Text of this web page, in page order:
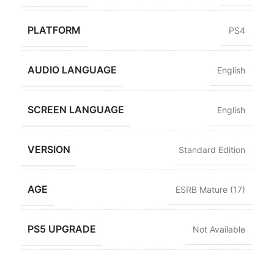
PLATFORM PS4
AUDIO LANGUAGE English
SCREEN LANGUAGE English
VERSION Standard Edition
AGE ESRB Mature (17)
PS5 UPGRADE Not Available